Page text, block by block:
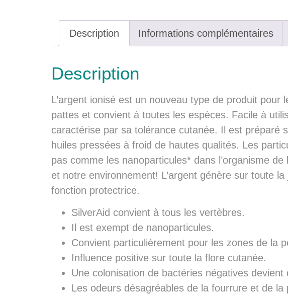
Description Informations complémentaires
Description
L’argent ionisé est un nouveau type de produit
pattes et convient à toutes les espèces. Facile à
caractérise par sa tolérance cutanée. Il est préparé
huiles pressées à froid de hautes qualités. Les
pas comme les nanoparticules* dans l’organisme
et notre environnement! L’argent génère sur toute
fonction protectrice.
SilverAid convient à tous les vertèbres.
Il est exempt de nanoparticules.
Convient particulièrement pour les zones de la
Influence positive sur toute la flore cutanée.
Une colonisation de bactéries négatives
Les odeurs désagréables de la fourrure et de